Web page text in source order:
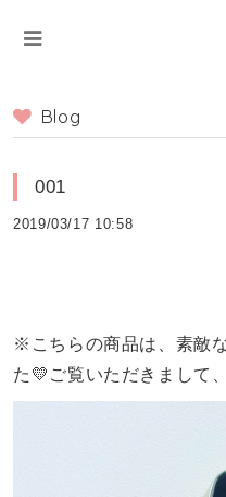
Blog
001
2019/03/17 10:58
※こちらの商品は、素敵
た💛ご覧いただきまして